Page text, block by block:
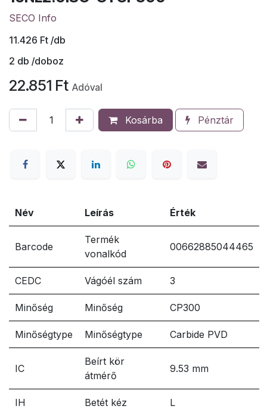
SECO Info
11.426 Ft /db
2 db /doboz
22.851 Ft Adóval
Kosárba Pénztár
Név Leírás Érték
Barcode
Termék
vonalkód
00662885044465
CEDC Vágóél szám 3
Minőség Minőség CP300
Minőségtype Minőségtype Carbide PVD
IC
Beírt kör
átmérő
9.53 mm
IH Betét kéz L